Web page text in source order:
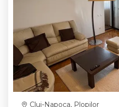
Cluj-Napoca, Plopilor